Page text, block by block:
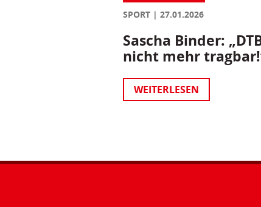
SPORT 27.01.2026
Sascha Binder:
nicht mehr
WEITERLESEN